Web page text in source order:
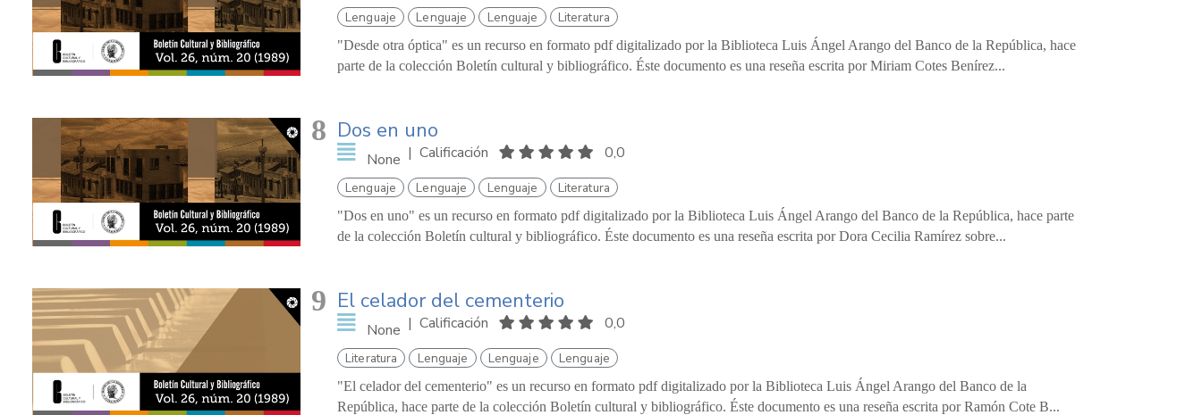
Lenguaje Lenguaje Lenguaje Literatura
"Desde otra óptica" es un recurso en formato pdf digitalizado por la Biblioteca Luis Ángel Arango del Banco de la República, hace
parte de la colección Boletín cultural y bibliográfico. Éste documento es una reseña escrita por Miriam Cotes Benírez...
8 Dos en uno
None | Calificación 0,0
Lenguaje Lenguaje Lenguaje Literatura
"Dos en uno" es un recurso en formato pdf digitalizado por la Biblioteca Luis Ángel Arango del Banco de la República, hace parte
de la colección Boletín cultural y bibliográfico. Éste documento es una reseña escrita por Dora Cecilia Ramírez sobre...
9 El celador del cementerio
None | Calificación 0,0
Literatura Lenguaje Lenguaje Lenguaje
"El celador del cementerio" es un recurso en formato pdf digitalizado por la Biblioteca Luis Ángel Arango del Banco de la
República, hace parte de la colección Boletín cultural y bibliográfico. Éste documento es una reseña escrita por Ramón Cote B...